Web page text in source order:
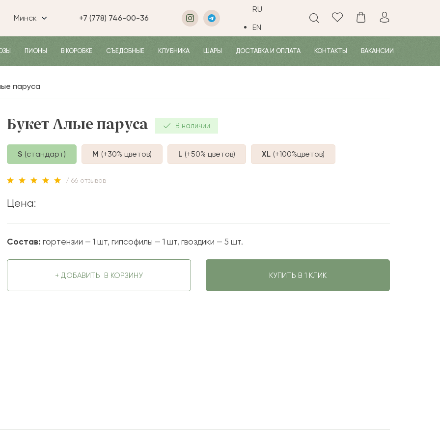
Минск +7 (778) 746-00-36
RU
EN
ПИОНЫ В КОРОБКЕ СЪЕДОБНЫЕ КЛУБНИКА ШАРЫ ДОСТАВКА И ОПЛАТА КОНТАКТЫ ВАКАНСИИ
паруса
Букет Алые паруса В наличии
S (стандарт) M (+30% цветов) L (+50% цветов) XL (+100%цветов)
/ 66 отзывов
Цена:
Состав: гортензии — 1 шт, гипсофилы — 1 шт, гвоздики — 5 шт.
+ ДОБАВИТЬ В КОРЗИНУ КУПИТЬ В 1 КЛИК